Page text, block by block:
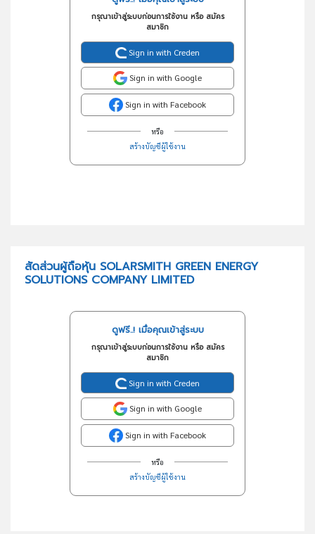
กรุณาเข้าสู่ระบบก่อนการใช้งาน หรือ สมัคร
สมาชิก
Sign in with Creden
Sign in with Google
Sign in with Facebook
หรือ
สร้างบัญชีผู้ใช้งาน
สัดส่วนผู้ถือหุ้น SOLARSMITH GREEN ENERGY
SOLUTIONS COMPANY LIMITED
ดูฟรี..! เมื่อคุณเข้าสู่ระบบ
กรุณาเข้าสู่ระบบก่อนการใช้งาน หรือ สมัคร
สมาชิก
Sign in with Creden
Sign in with Google
Sign in with Facebook
หรือ
สร้างบัญชีผู้ใช้งาน